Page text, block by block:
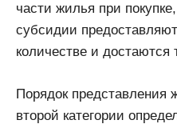
части жилья при
субсидии
количестве и
Порядок представления
второй категории